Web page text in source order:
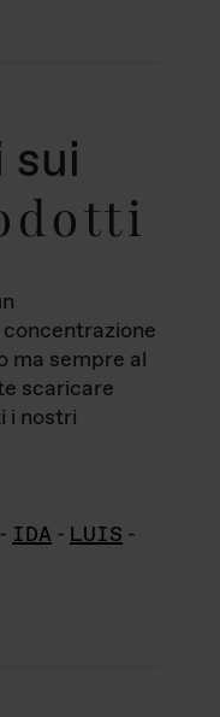
sui
ma sempre al
scaricare
i nostri
- IDA - LUIS -